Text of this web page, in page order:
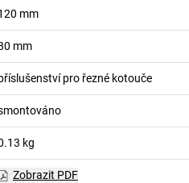
mm
mm
pro řezné kotouče
kg
Zobrazit PDF